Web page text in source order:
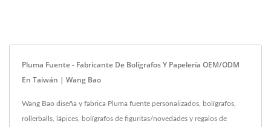
Pluma Fuente - Fabricante De Bolígrafos Y Papelería OEM/ODM
En Taiwán | Wang Bao
Wang Bao diseña y fabrica Pluma fuente personalizados, bolígrafos,
rollerballs, lápices, bolígrafos de figuritas/novedades y regalos de